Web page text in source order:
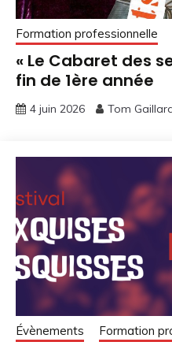
Formation professionnelle
« Le Cabaret des
fin de 1ère année
4 juin 2026 Tom
Évènements
Formation